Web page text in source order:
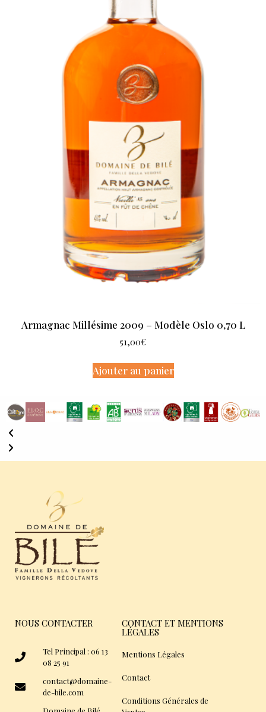
Armagnac Millésime 2009 – Modèle Oslo 0,70 L
51,00€
Ajouter au panier
NOUS CONTACTER
Tel Principal : 06 13
08 25 91
contact@domaine-
de-bile.com
CONTACT ET MENTIONS
LÉGALES
Mentions Légales
Contact
Conditions Générales de